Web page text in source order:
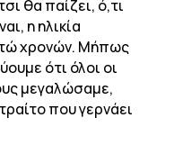
θα παίζει, ό,τι
η ηλικία
χρονών. Μήπως
ότι όλοι οι
μεγαλώσαμε,
που γερνάει